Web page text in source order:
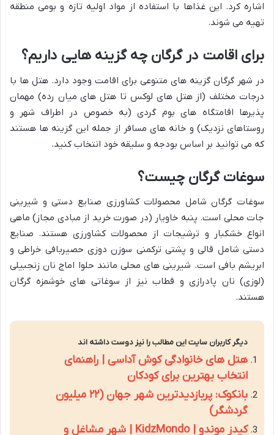
اشاره کرد. این غذاها با استفاده از مواد اولیه تازه و بومی منطقه
تهیه می شوند.
برای اقامت در گرگان چه گزینه هایی داریم؟
در شهر گرگان گزینه های متنوعی برای اقامت وجود دارد. هتل ها با
درجات مختلف (از هتل های لوکس تا هتل های میان رده) مهمان
پذیرها اقامتگاه های بوم گردی (به خصوص در اطراف شهر و
روستاهای نزدیک) و خانه های مسافر از جمله این گزینه ها هستند
که می توانید بر اساس بودجه و سلیقه خود انتخاب کنید.
سوغات گرگان چیست؟
سوغات گرگان شامل محصولات کشاورزی صنایع دستی و شیرینی
جات محلی است. پنبه خاویار (در صورت خرید از مبادی مجاز) ماهی
انواع خشکبار و ترشیجات از محصولات کشاورزی هستند. صنایع
دستی شامل قالی و پشتی ترکمنی سوزن دوزی حصیربافی خراطی و
ابریشم بافی است. شیرینی های محلی مانند حلوا اماج نان زنجبیلی
(لوزی) نان پادرازی و قطاب نیز از سوغاتی های خوشمزه گرگان
هستند.
دیگر کاربران سایت این مطالب را نیز دوست داشته اند
هتل های خانوادگی کوش آداسی | راهنمای
انتخاب بهترین برای کودکان
بانکوک: پربازدیدترین شهر جهان (۲۲ میلیون
گردشگر)
کیدز موندو | KidzMondo | شهر مشاغل و